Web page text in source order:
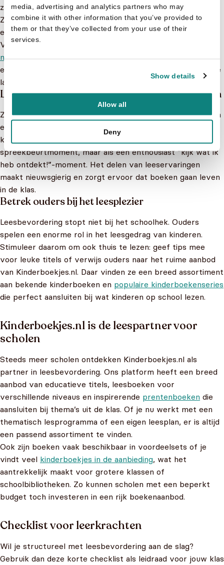
media, advertising and analytics partners who may
combine it with other information that you’ve provided to
them or that they’ve collected from your use of their
services.
Show details
Allow all
Deny
zoekboeken of interactieve werkboeken bieden uitkomst.
Ze maken lezen tastbaar en speels, waardoor kinderen op
een andere manier met taal bezig zijn.
Vooral in de lagere klassen zijn
met 6 jaardie met schuifjes, flapjes of geluiden werken,
een uitstekende manier om de liefde voor boeken vroeg te
laten ontstaan.
Laat leerlingen zelf boeken kiezen en presenteren
Zelf kiezen is motiverend. Geef kinderen regelmatig tijd om
een boek uit te zoeken dat hen aanspreekt. Laat ze daarna
kort vertellen wat ze gelezen hebben. Niet als formeel
spreekbeurtmoment, maar als een enthousiast “kijk wat ik
heb ontdekt!”-moment. Het delen van leeservaringen
maakt nieuwsgierig en zorgt ervoor dat boeken gaan leven
in de klas.
Betrek ouders bij het leesplezier
Leesbevordering stopt niet bij het schoolhek. Ouders
spelen een enorme rol in het leesgedrag van kinderen.
Stimuleer daarom om ook thuis te lezen: geef tips mee
voor leuke titels of verwijs ouders naar het ruime aanbod
van Kinderboekjes.nl. Daar vinden ze een breed assortiment
aan bekende kinderboeken en populaire kinderboekenseries
die perfect aansluiten bij wat kinderen op school lezen.
Kinderboekjes.nl is de leespartner voor
scholen
Steeds meer scholen ontdekken Kinderboekjes.nl als
partner in leesbevordering. Ons platform heeft een breed
aanbod van educatieve titels, leesboeken voor
verschillende niveaus en inspirerende prentenboeken die
aansluiten bij thema’s uit de klas. Of je nu werkt met een
thematisch lesprogramma of een eigen leesplan, er is altijd
een passend assortiment te vinden.
Ook zijn boeken vaak beschikbaar in voordeelsets of je
vindt veel kinderboekjes in de aanbieding, wat het
aantrekkelijk maakt voor grotere klassen of
schoolbibliotheken. Zo kunnen scholen met een beperkt
budget toch investeren in een rijk boekenaanbod.
Checklist voor leerkrachten
Wil je structureel met leesbevordering aan de slag?
Gebruik dan deze korte checklist als leidraad voor jouw klas